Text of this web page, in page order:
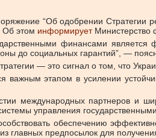
“Об одобрении
Об этом информирует Министерство
финансами является
до социальных гарантий”, —
— это сигнал о том, что
важным этапом в усилении
международных партнеров и
управления
обеспечению
главных предпосылок для